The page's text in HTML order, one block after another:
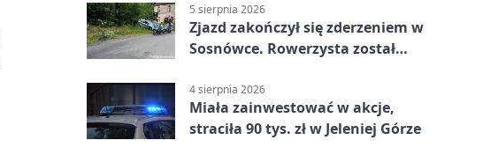
5 sierpnia 2026
Zjazd zakończył się zderzeniem w
Sosnówce. Rowerzysta został
4 sierpnia 2026
Miała zainwestować w akcje,
straciła 90 tys. zł w Jeleniej Górze